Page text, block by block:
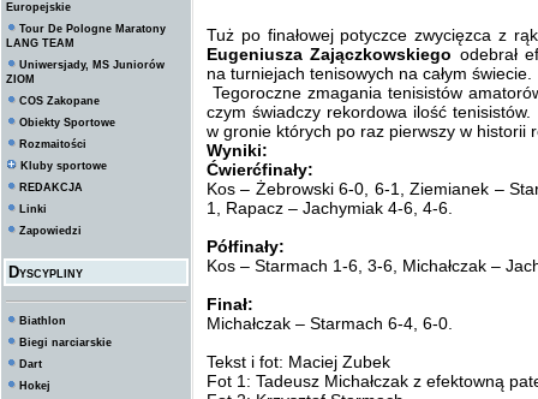
Europejskie
Tour De Pologne Maratony
LANG TEAM
Uniwersjady, MS Juniorów
ZIOM
COS Zakopane
Obiekty Sportowe
Rozmaitości
Kluby sportowe
REDAKCJA
Linki
Zapowiedzi
Dyscypliny
Biathlon
Biegi narciarskie
Dart
Hokej
Tuż po finałowej potyczce zwycięzca z
Eugeniusza Zajączkowskiego odebrał
na turniejach tenisowych na całym świecie.
Tegoroczne zmagania tenisistów
czym świadczy rekordowa ilość tenisistów.
w gronie których po raz pierwszy w historii
Wyniki:
Ćwierćfinały:
Kos – Żebrowski 6-0, 6-1, Ziemianek –
1, Rapacz – Jachymiak 4-6, 4-6.
Półfinały:
Kos – Starmach 1-6, 3-6, Michałczak –
Finał:
Michałczak – Starmach 6-4, 6-0.
Tekst i fot: Maciej Zubek
Fot 1: Tadeusz Michałczak z efektowną